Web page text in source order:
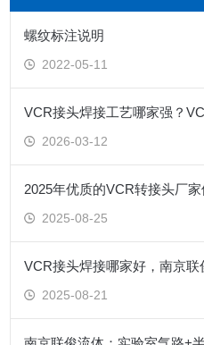
螺纹标注说明
2022-05-11
VCR接头焊接工艺哪家强？
2026-03-12
2025年优质的VCR转接头厂
2025-08-25
VCR接头焊接哪家好，南京联
2025-08-21